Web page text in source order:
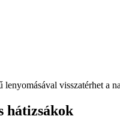
visszatérhet a
hátizsákok